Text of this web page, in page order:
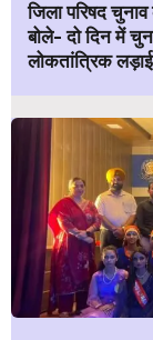
जिला परिषद
बोले- दो दिन में
लोकतांत्रिक